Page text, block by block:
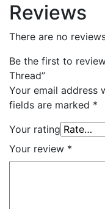
Reviews
There are no
Be the first to
Thread”
Your email address
fields are marked *
Your rating
Your review *